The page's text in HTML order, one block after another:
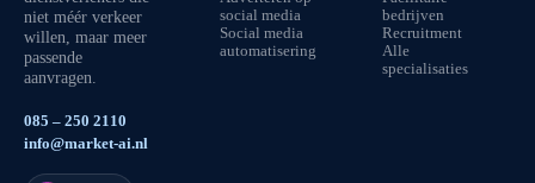
niet méér verkeer
willen, maar meer
passende
aanvragen.
085 – 250 2110
info@market-ai.nl
social media
Social media
automatisering
bedrijven
Recruitment
Alle
specialisaties